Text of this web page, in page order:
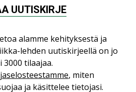
UUTISKIRJE
alamme kehityksestä ja
lehden uutiskirjeellä on jo
3000 tilaajaa.
, miten
ja käsittelee tietojasi.